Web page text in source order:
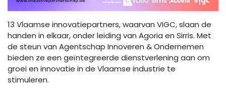
13 Vlaamse innovatiepartners, waarvan VIGC, slaan de
handen in elkaar, onder leiding van Agoria en Sirris. Met
de steun van Agentschap Innoveren & Ondernemen
bieden ze een geïntegreerde dienstverlening aan om
groei en innovatie in de Vlaamse industrie te
stimuleren.